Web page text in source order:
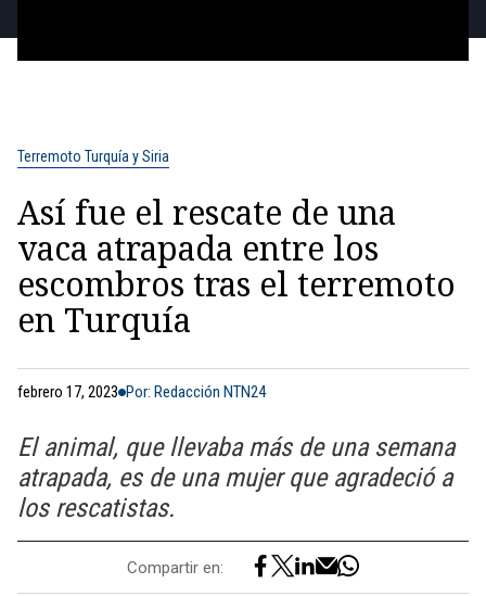
Terremoto Turquía y Siria
Así fue el rescate de una
vaca atrapada entre los
escombros tras el terremoto
en Turquía
febrero 17, 2023 Por: Redacción NTN24
El animal, que llevaba más de una semana
atrapada, es de una mujer que agradeció a
los rescatistas.
Compartir en: